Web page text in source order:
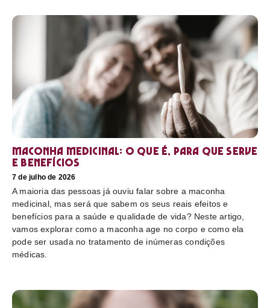
Maconha medicinal: O que é, para que serve
e benefícios
7 de julho de 2026
A maioria das pessoas já ouviu falar sobre a maconha
medicinal, mas será que sabem os seus reais efeitos e
benefícios para a saúde e qualidade de vida? Neste artigo,
vamos explorar como a maconha age no corpo e como ela
pode ser usada no tratamento de inúmeras condições
médicas.